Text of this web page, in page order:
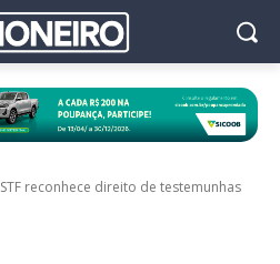
STF reconhece direito de testemunhas